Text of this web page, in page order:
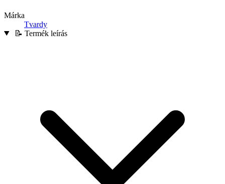
Márka
Tvardy
📝 Termék leírás